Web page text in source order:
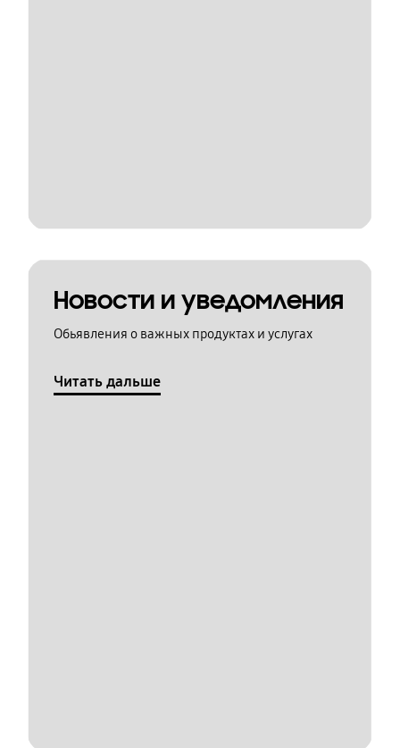
Новости и уведомления
Обьявления о важных продуктах и услугах
Читать дальше